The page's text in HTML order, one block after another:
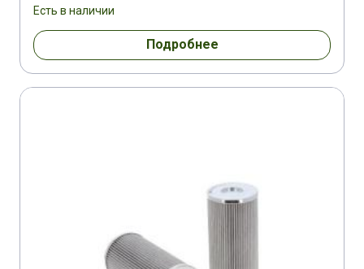
Есть в наличии
Подробнее